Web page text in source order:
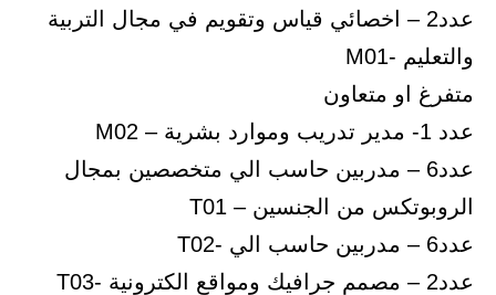
عدد2 – اخصائي قياس وتقويم في مجال التربية
والتعليم -M01
متفرغ او متعاون
عدد 1- مدير تدريب وموارد بشرية – M02
عدد6 – مدربين حاسب الي متخصصين بمجال
الروبوتكس من الجنسين – T01
عدد6 – مدربين حاسب الي -T02
عدد2 – مصمم جرافيك ومواقع الكترونية -T03